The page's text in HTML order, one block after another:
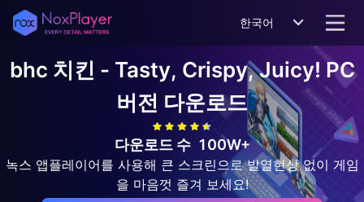
한국어
bhc 치킨 - Tasty, Crispy, Juicy! PC
버전 다운로드
다운로드 수 100W+
녹스 앱플레이어를 사용해 큰 스크린으로 발열현상 없이 게임
을 마음껏 즐겨 보세요!